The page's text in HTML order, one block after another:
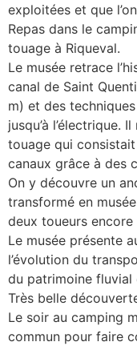
exploitées et que
Repas dans le
touage à Riqueval.
Le musée retrace
canal de Saint
m) et des
jusqu’à l’électrique.
touage qui
canaux grâce à des
On y découvre un
transformé en
deux toueurs
Le musée présente
l’évolution du
du patrimoine fluvial
Très belle
Le soir au camping
commun pour faire